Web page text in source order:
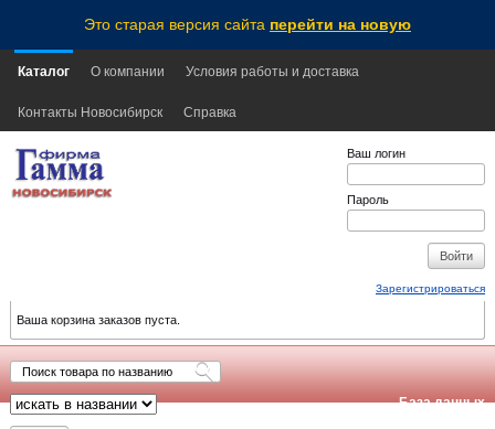
Это старая версия сайта перейти на новую
Каталог О компании Условия работы и доставка
Контакты Новосибирск Справка
Ваш логин
Пароль
Зарегистрироваться
Ваша корзина заказов пуста.
База данных